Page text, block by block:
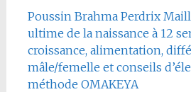
Poussin Brahma Perdrix
ultime de la naissance à 12
croissance, alimentation,
mâle/femelle et conseils
méthode OMAKEYA